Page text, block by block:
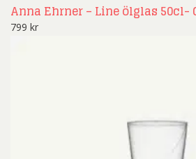
Anna Ehrner – Line ölglas 50cl-
799 kr